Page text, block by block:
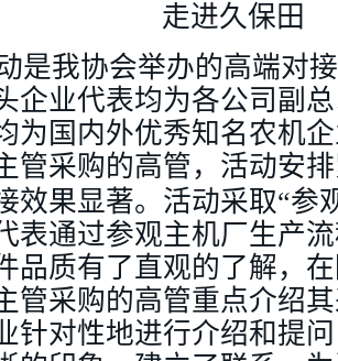
走进久保田
是我协会举办的高端对
企业代表均为各公司副
为国内外优秀知名农机
管采购的高管，活动安
效果显著。活动采取“参
表通过参观主机厂生产
品质有了直观的了解，
管采购的高管重点介绍
针对性地进行介绍和提